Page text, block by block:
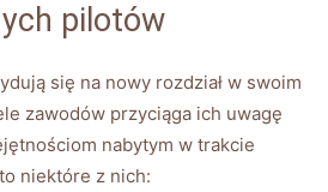
pilotów
się na ⁤nowy rozdział w swoim
zawodów przyciąga ich uwagę
nabytym w trakcie
niektóre z nich: